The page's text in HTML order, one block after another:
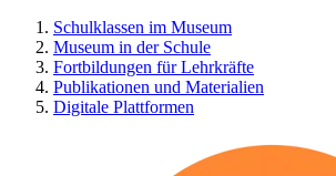
Schulklassen im Museum
Museum in der Schule
Fortbildungen für Lehrkräfte
Publikationen und Materialien
Digitale Plattformen